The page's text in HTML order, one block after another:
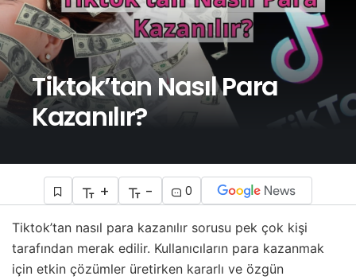
Tiktok’tan Nasıl Para
Kazanılır?
+ - 0
Tiktok’tan nasıl para kazanılır sorusu pek çok kişi
tarafından merak edilir. Kullanıcıların para kazanmak
için etkin çözümler üretirken kararlı ve özgün